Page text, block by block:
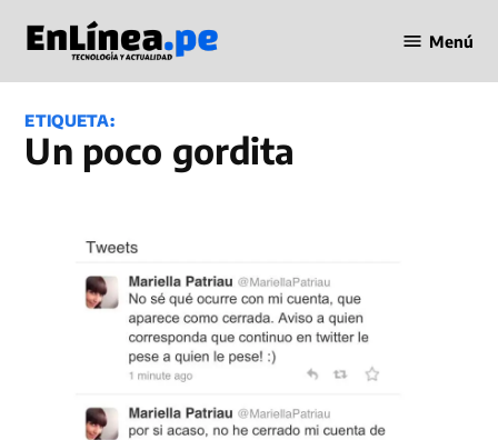
contenido
en Línea
Menú
ETIQUETA:
Un poco gordita